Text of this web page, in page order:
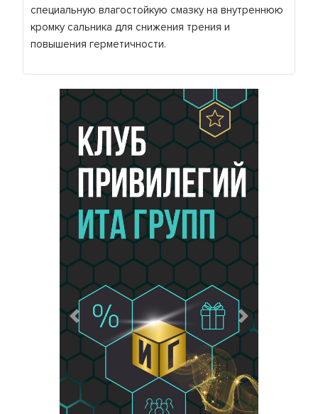
специальную влагостойкую смазку на внутреннюю
кромку сальника для снижения трения и
повышения герметичности.
Предыдущий Следующий